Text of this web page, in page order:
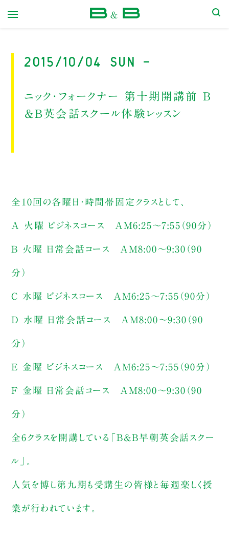
2015/10/04 Sun -
ニック・フォークナー 第十期開講前 B
＆B英会話スクール体験レッスン
全10回の各曜日・時間帯固定クラスとして、
A 火曜 ビジネスコース AM6:25〜7:55（90分）
B 火曜 日常会話コース AM8:00〜9:30（90
分）
C 水曜 ビジネスコース AM6:25〜7:55（90分）
D 水曜 日常会話コース AM8:00〜9:30（90
分）
E 金曜 ビジネスコース AM6:25〜7:55（90分）
F 金曜 日常会話コース AM8:00〜9:30（90
分）
全6クラスを開講している「B&B早朝英会話スクー
ル」。
人気を博し第九期も受講生の皆様と毎週楽しく授
業が行われています。